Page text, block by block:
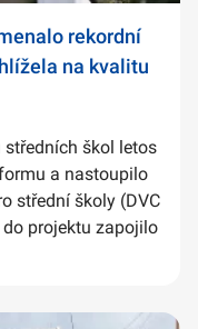
rekordní
na kvalitu
středních škol letos
a nastoupilo
střední školy (DVC
projektu zapojilo